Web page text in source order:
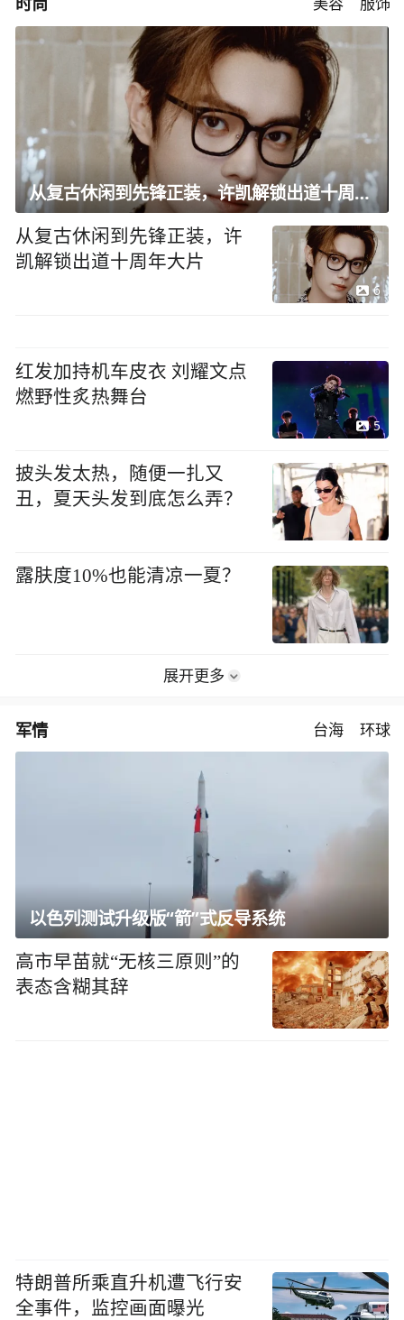
从复古休闲到先锋正装，许凯解锁出道十周年大片
从复古休闲到先锋正装，许
凯解锁出道十周年大片
6
红发加持机车皮衣 刘耀文点
燃野性炙热舞台
5
披头发太热，随便一扎又
丑，夏天头发到底怎么弄？
露肤度10%也能清凉一夏？
展开更多
军情 台海 环球
以色列测试升级版“箭”式反导系统
高市早苗就“无核三原则”的
表态含糊其辞
特朗普所乘直升机遭飞行安
全事件，监控画面曝光